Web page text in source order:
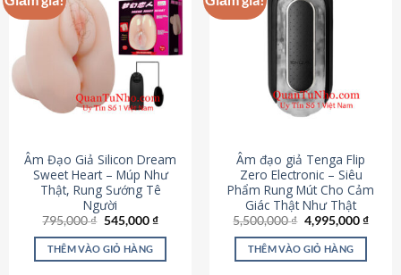
Âm Đạo Giả Silicon Dream
Sweet Heart – Múp Như
Thật, Rung Sướng Tê
Người
795,000₫ Giá
là:
795,000 ₫.
545,000₫Giá
tại
545,000 ₫.
THÊM VÀO GIỎ HÀNG
Âm đạo giả Tenga Flip
Zero Electronic – Siêu
Phẩm Rung Mút Cho Cảm
Giác Thật Như Thật
5,500,000₫ Giá
gốc
là:
5,500,000 ₫.
4,995,000₫Giá
THÊM VÀO GIỎ HÀNG